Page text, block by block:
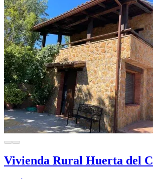
Vivienda Rural Huerta del